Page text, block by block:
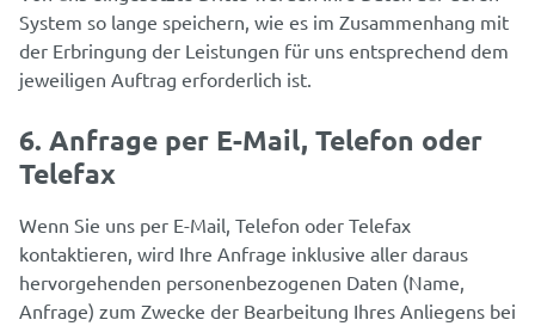
System so lange speichern, wie es im Zusammenhang mit
der Erbringung der Leistungen für uns entsprechend dem
jeweiligen Auftrag erforderlich ist.
6. Anfrage per E-Mail, Telefon oder
Telefax
Wenn Sie uns per E-Mail, Telefon oder Telefax
kontaktieren, wird Ihre Anfrage inklusive aller daraus
hervorgehenden personenbezogenen Daten (Name,
Anfrage) zum Zwecke der Bearbeitung Ihres Anliegens bei